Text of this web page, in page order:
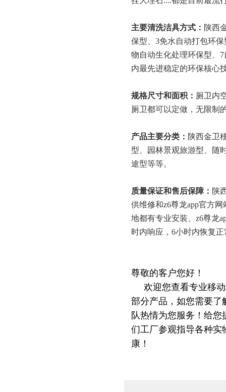
主要清洗洁具方式： 陕西
保型、3免水自动打包环
物自动生化处理环保型、
内最先进稳定的环保核心
规格尺寸和面积 ： 厕卫内
厕卫都可以定做，无限制
产品主要分类 ： 陕西金卫
型、园林景观旅游型、随
途型等等。
质量保证和售后保障： 陕
供维修和z6尊龙app官方
地都有专业安装、z6尊龙
时内响应，6小时内恢复
尊敬的客户您好！
欢迎您查看专业移动
部分产品，如您需要了
队热情为您服务！给
们工厂参观指导各种实
康！